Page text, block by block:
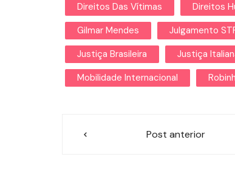
Direitos Das Vítimas
Direitos
Gilmar Mendes
Julgamento
Justiça Brasileira
Justiça
Mobilidade Internacional
NavegaçãoPost anterior